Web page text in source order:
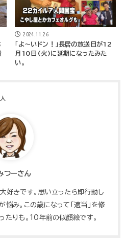
2024.11.26
「よ～いドン！」長居の放送日が12
月10日(火)に延期になったみた
い。
つーさん
好きです。思い立ったら即行動し
悩み。この歳になって「適当」を修
たりも。10年前の似顔絵です。